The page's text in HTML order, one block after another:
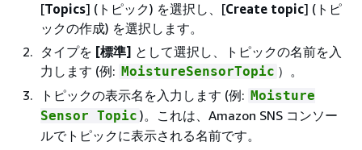
[Topics] (トピック) を選択し、[Create topic] (トピ
ックの作成) を選択します。
タイプを [標準] として選択し、トピックの名前を入
力します (例: MoistureSensorTopic ）。
トピックの表示名を入力します (例: Moisture
Sensor Topic )。これは、Amazon SNS コンソー
ルでトピックに表示される名前です。